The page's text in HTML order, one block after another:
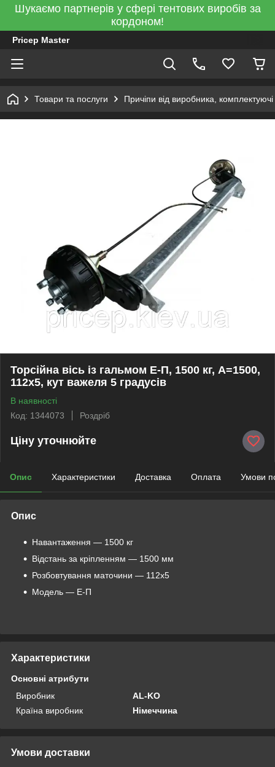
Шукаємо партнерів у сфері тентових виробів за
кордоном!
Pricep Master
Товари та послуги Причіпи від виробника,
Торсійна вісь із гальмом Е-П, 1500 кг, А=1500,
112х5, кут важеля 5 градусів
В наявності
Код: 1344073
Роздріб
Ціну уточнюйте
Опис Характеристики Доставка Оплата Умови
Опис
Навантаження — 1500 кг
Відстань за кріпленням — 1500 мм
Розбовтування маточини — 112x5
Модель — Е-П
Характеристики
Основні атрибути
Виробник
AL-KO
Країна виробник
Німеччина
Умови доставки